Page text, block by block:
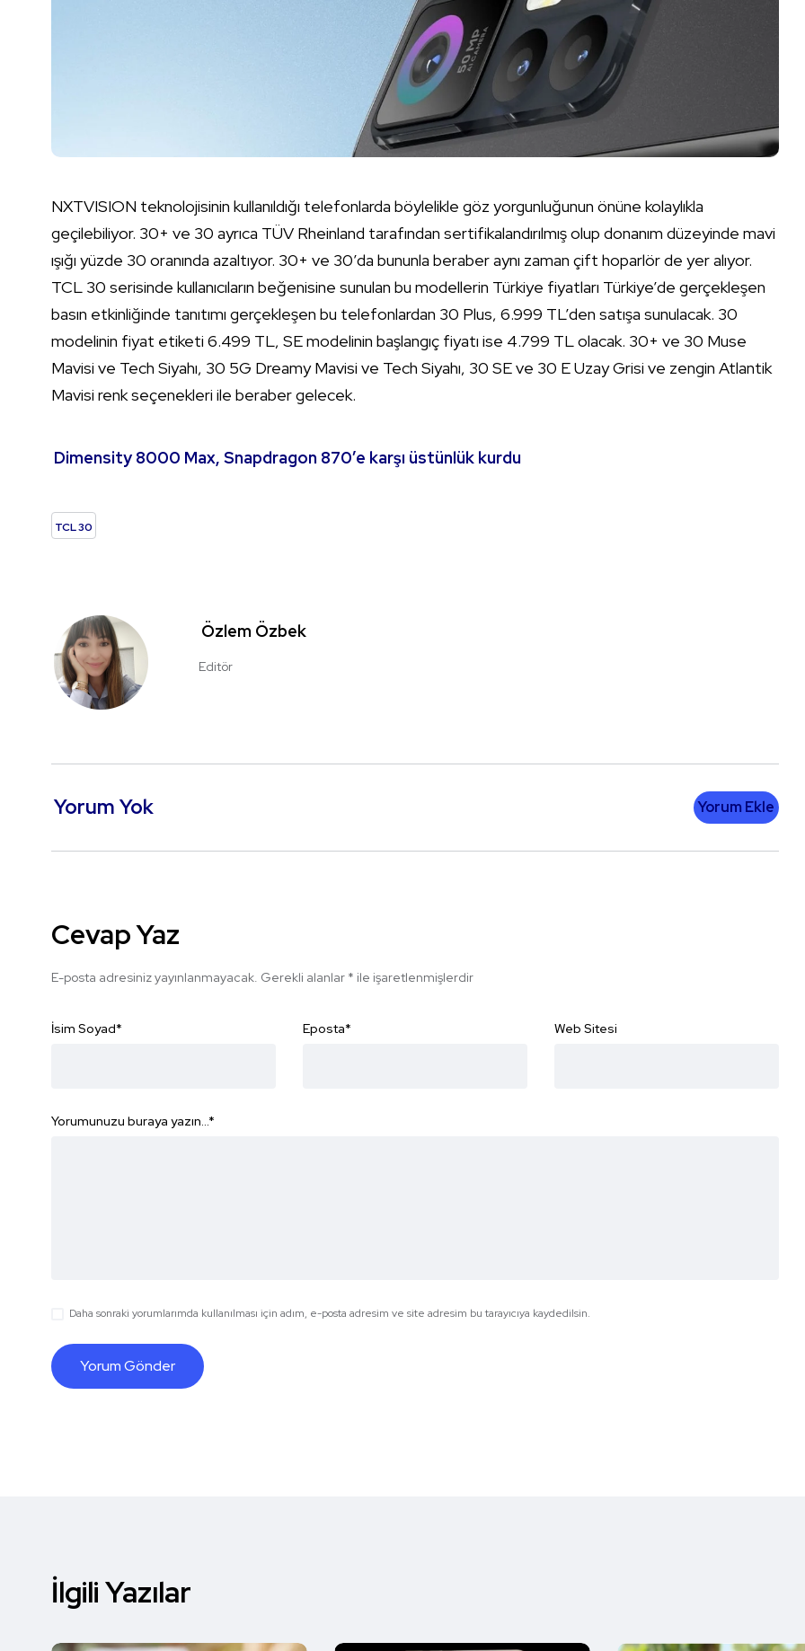
NXTVISION teknolojisinin kullanıldığı telefonlarda böylelikle göz yorgunluğunun önüne kolaylıkla
geçilebiliyor. 30+ ve 30 ayrıca TÜV Rheinland tarafından sertifikalandırılmış olup donanım düzeyinde mavi
ışığı yüzde 30 oranında azaltıyor. 30+ ve 30’da bununla beraber aynı zaman çift hoparlör de yer alıyor.
TCL 30 serisinde kullanıcıların beğenisine sunulan bu modellerin Türkiye fiyatları Türkiye’de gerçekleşen
basın etkinliğinde tanıtımı gerçekleşen bu telefonlardan 30 Plus, 6.999 TL’den satışa sunulacak. 30
modelinin fiyat etiketi 6.499 TL, SE modelinin başlangıç fiyatı ise 4.799 TL olacak. 30+ ve 30 Muse
Mavisi ve Tech Siyahı, 30 5G Dreamy Mavisi ve Tech Siyahı, 30 SE ve 30 E Uzay Grisi ve zengin Atlantik
Mavisi renk seçenekleri ile beraber gelecek.
Dimensity 8000 Max, Snapdragon 870’e karşı üstünlük kurdu
TCL 30
Özlem Özbek
Editör
Yorum Yok Yorum Ekle
Cevap Yaz
E-posta adresiniz yayınlanmayacak. Gerekli alanlar * ile işaretlenmişlerdir
İsim Soyad* Eposta* Web Sitesi
Yorumunuzu buraya yazın... *
Daha sonraki yorumlarımda kullanılması için adım, e-posta adresim ve site adresim bu tarayıcıya kaydedilsin.
İlgili Yazılar